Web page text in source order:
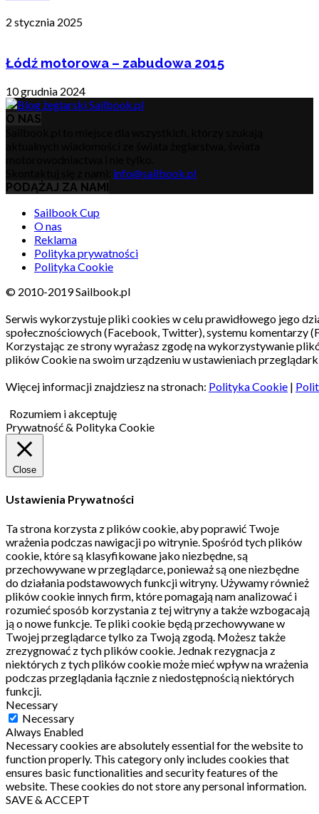
2 stycznia 2025
Łódź motorowa – zabudowa 2015
10 grudnia 2024
O NAS
info@sailbook.pl
PODĄŻAJ ZA NAMI
Sailbook Cup
O nas
Reklama
Polityka prywatności
Polityka Cookie
© 2010-2019 Sailbook.pl
Serwis wykorzystuje pliki cookies w celu prawidłowego jego
społecznościowych (Facebook, Twitter), systemu komentarzy
Korzystając ze strony wyrażasz zgodę na wykorzystywanie
plików Cookie na swoim urządzeniu w ustawieniach
Więcej informacji znajdziesz na stronach: Polityka Cookie |
Rozumiem i akceptuję
Prywatność & Polityka Cookie
Close
Ustawienia Prywatności
Ta strona korzysta z plików cookie, aby poprawić Twoje
wrażenia podczas nawigacji po witrynie. Spośród tych plików
cookie, które są klasyfikowane jako niezbędne, są
przechowywane w przeglądarce, ponieważ są one niezbędne
do działania podstawowych funkcji witryny. Używamy również
plików cookie innych firm, które pomagają nam analizować i
rozumieć sposób korzystania z tej witryny a także wzbogacają
ją o nowe funkcje. Te pliki cookie będą przechowywane w
Twojej przeglądarce tylko za Twoją zgodą. Możesz także
zrezygnować z tych plików cookie. Jednak rezygnacja z
niektórych z tych plików cookie może mieć wpływ na wrażenia
podczas przeglądania łącznie z niedostępnością niektórych
funkcji.
Necessary
Necessary
Always Enabled
Necessary cookies are absolutely essential for the website to
function properly. This category only includes cookies that
ensures basic functionalities and security features of the
website. These cookies do not store any personal information.
SAVE & ACCEPT